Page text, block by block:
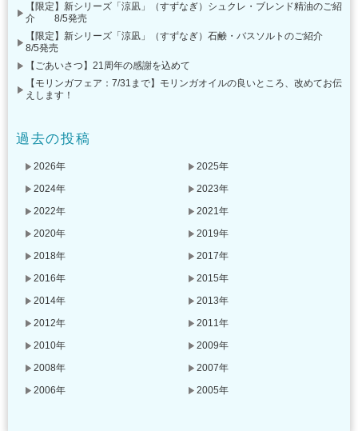
【限定】新シリーズ「涼凪」（すずなぎ）シュクレ・ブレンド精油のご紹
介 8/5発売
【限定】新シリーズ「涼凪」（すずなぎ）石鹸・バスソルトのご紹介
8/5発売
【ごあいさつ】21周年の感謝を込めて
【モリンガフェア：7/31まで】モリンガオイルの良いところ、改めてお伝
えします！
過去の投稿
2026年
2025年
2024年
2023年
2022年
2021年
2020年
2019年
2018年
2017年
2016年
2015年
2014年
2013年
2012年
2011年
2010年
2009年
2008年
2007年
2006年
2005年